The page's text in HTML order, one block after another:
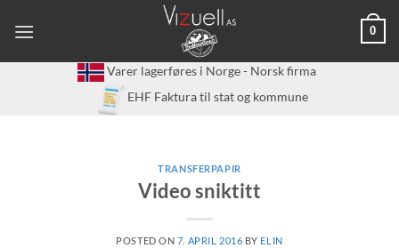
0
Varer lagerføres i Norge - Norsk firma
EHF Faktura til stat og kommune
TRANSFERPAPIR
Video sniktitt
POSTED ON 7. APRIL 2016 BY ELIN